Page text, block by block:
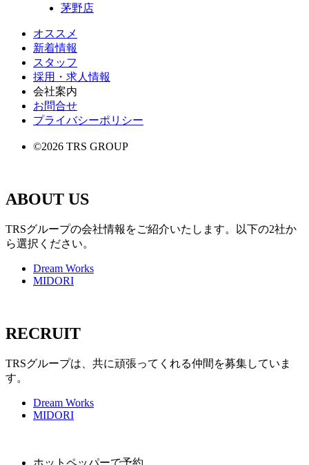
茅野店
オススメ
新着情報
スタッフ
採用・求人情報
会社案内
お問合せ
プライバシーポリシー
©2026 TRS GROUP
ABOUT US
TRSグループの会社情報をご紹介いたします。以下の2社か
ら選択ください。
Dream Works
MIDORI
RECRUIT
TRSグループは、共に頑張ってくれる仲間を募集していま
す。
Dream Works
MIDORI
ホットペッパーで予約